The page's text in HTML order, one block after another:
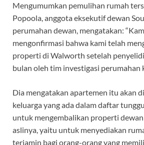
Mengumumkan pemulihan rumah
Popoola, anggota eksekutif dewan
perumahan dewan, mengatakan:
mengonfirmasi bahwa kami telah
properti di Walworth setelah
bulan oleh tim investigasi perumahan
Dia mengatakan apartemen itu akan
keluarga yang ada dalam daftar
untuk mengembalikan properti
aslinya, yaitu untuk menyediakan
terjamin bagi orang-orang yang